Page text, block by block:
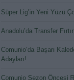
Süper Lig’in Yeni Yüzü
Anadolu’da Transfer
Comunio’da Başarı
Adayları!
Comunio Sezon Öncesi